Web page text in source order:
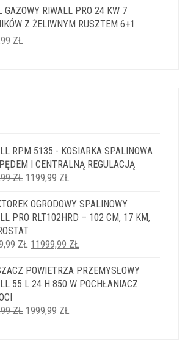
GAZOWY RIWALL PRO 24 KW 7
Z ŻELIWNYM RUSZTEM 6+1
ZŁ
RPM 5135 - KOSIARKA SPALINOWA
I CENTRALNĄ REGULACJĄ
ZŁ PIERWOTNA
WYNOSIŁA:
1499,99 ZŁ.
1199,99 ZŁ
WYNOSI:
1199,99 ZŁ.
OGRODOWY SPALINOWY
PRO RLT102HRD – 102 CM, 17 KM,
ZŁ PIERWOTNA
WYNOSIŁA:
14999,99 ZŁ.
11999,99 ZŁ
WYNOSI:
11999,99 ZŁ.
POWIETRZA PRZEMYSŁOWY
55 L 24 H 850 W POCHŁANIACZ
ZŁ PIERWOTNA
1999,99 ZŁ